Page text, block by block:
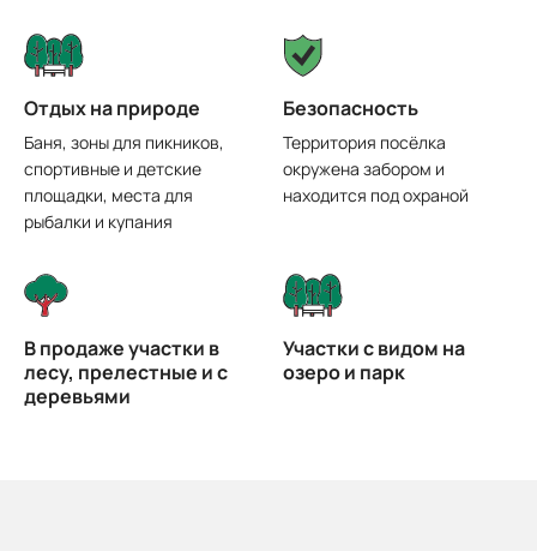
Отдых на природе
Баня, зоны для пикников,
спортивные и детские
площадки, места для
рыбалки и купания
Безопасность
Территория посёлка
окружена забором и
находится под охраной
В продаже участки в
лесу, прелестные и с
деревьями
Участки с видом на
озеро и парк